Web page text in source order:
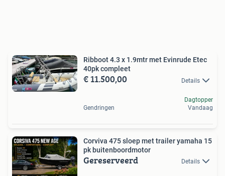
Ribboot 4.3 x 1.9mtr met Evinrude Etec
40pk compleet
€ 11.500,00 Details
Gendringen
Dagtopper
Vandaag
Corviva 475 sloep met trailer yamaha 15
pk buitenboordmotor
Gereserveerd Details